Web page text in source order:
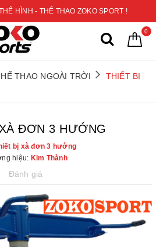
HÌNH - THỂ THAO ZOKO SPORT !
0
THAO NGOÀI TRỜI
THIẾT BỊ
ĐƠN 3 HƯỚNG
bị xà đơn 3 hướng
hiệu: Kim Thành
Đánh giá